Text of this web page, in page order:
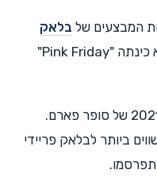
המבצעים של בלאק
של שנים קודמות, במה שהיא כינתה "Pink Friday"
טרם פורסמו מבצעי בלאק פריידי 2021 של סופר פארם.
ביותר לבלאק פריידי